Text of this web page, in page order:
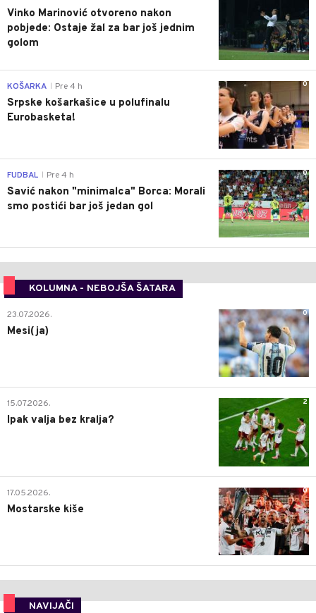
Vinko Marinović otvoreno nakon
pobjede: Ostaje žal za bar još jednim
golom
0
KOŠARKA Pre 4 h
Srpske košarkašice u polufinalu
Eurobasketa!
0
FUDBAL Pre 4 h
Savić nakon "minimalca" Borca: Morali
smo postići bar još jedan gol
KOLUMNA - NEBOJŠA ŠATARA
0
23.07.2026.
Mesi(ja)
2
15.07.2026.
Ipak valja bez kralja?
0
17.05.2026.
Mostarske kiše
NAVIJAČI